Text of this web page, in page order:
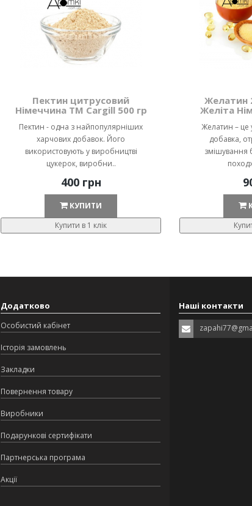
Пектин цитрусовий
Німеччина ТМ Cargill 500 гр
Пектин - одна з найпопулярніших
харчових добавок. Його
використовують у виробництві
цукерок, виробни..
400 грн
КУПИТИ
Купити в 1 клік
Желатин
Желіта
Желатин – це
добавка,
змішування
Додатково
Особистий кабінет
Історія замовлень
Закладки
Повернення товару
Виробники
Подарункові сертифікати
Партнерська програма
Акції
Наші контакти